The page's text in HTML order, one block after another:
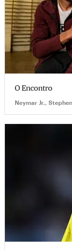
O Encontro
Neymar Jr.,